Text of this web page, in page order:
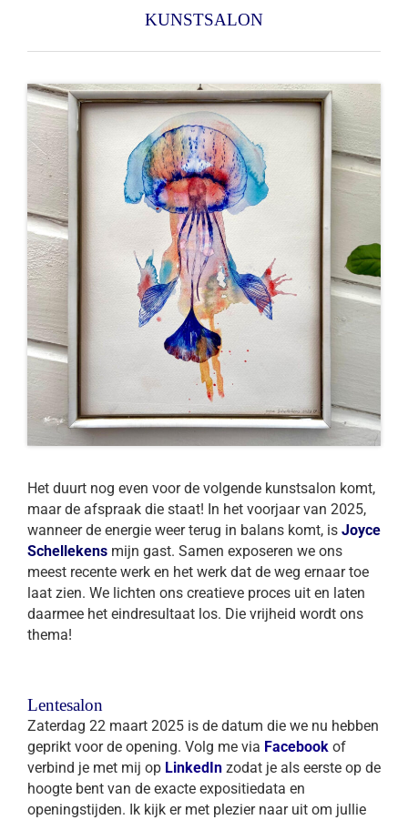
KUNSTSALON
Het duurt nog even voor de volgende kunstsalon komt,
maar de afspraak die staat! In het voorjaar van 2025,
wanneer de energie weer terug in balans komt, is Joyce
Schellekens mijn gast. Samen exposeren we ons
meest recente werk en het werk dat de weg ernaar toe
laat zien. We lichten ons creatieve proces uit en laten
daarmee het eindresultaat los. Die vrijheid wordt ons
thema!
Lentesalon
Zaterdag 22 maart 2025 is de datum die we nu hebben
geprikt voor de opening. Volg me via Facebook of
verbind je met mij op LinkedIn zodat je als eerste op de
hoogte bent van de exacte expositiedata en
openingstijden. Ik kijk er met plezier naar uit om jullie